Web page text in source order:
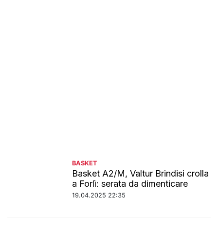
BASKET
Basket A2/M, Valtur Brindisi crolla
a Forlì: serata da dimenticare
19.04.2025 22:35